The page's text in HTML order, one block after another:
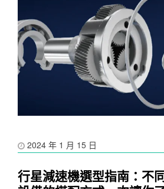
2024 年 1 月 15 日
行星減速機選型指南：不